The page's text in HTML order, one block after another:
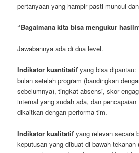
pertanyaan yang hampir pasti muncul
“Bagaimana kita bisa mengukur
Jawabannya ada di dua level.
Indikator kuantitatif yang bisa
bulan setelah program (bandingkan
sebelumnya), tingkat absensi, skor
internal yang sudah ada, dan
dikaitkan dengan performa tim.
Indikator kualitatif yang relevan secara
keputusan yang dibuat di bawah tekanan